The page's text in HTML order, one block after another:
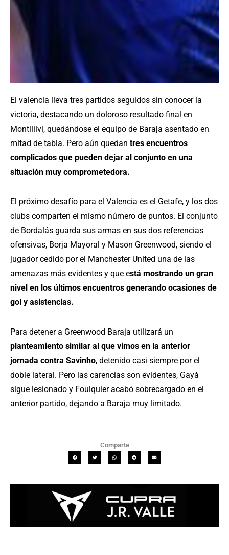
El valencia lleva tres partidos seguidos sin conocer la
victoria, destacando un doloroso resultado final en
Montiliivi, quedándose el equipo de Baraja asentado en
mitad de tabla. Pero aún quedan tres encuentros
complicados que pueden dejar al conjunto en una
situación muy comprometedora.
El próximo desafío para el Valencia es el Getafe, y los dos
clubs comparten el mismo número de puntos. El conjunto
de Bordalás guarda sus armas en sus dos referencias
ofensivas, Borja Mayoral y Mason Greenwood, siendo el
jugador cedido por el Manchester United una de las
amenazas más evidentes y que está mostrando un gran
nivel en los últimos encuentros generando ocasiones de
gol y asistencias.
Para detener a Greenwood Baraja utilizará un
planteamiento similar al que vimos en la anterior
jornada contra Savinho, detenido casi siempre por el
doble lateral. Pero las carencias son evidentes, Gayà
sigue lesionado y Foulquier acabó sobrecargado en el
anterior partido, dejando a Baraja muy limitado.
Comparte